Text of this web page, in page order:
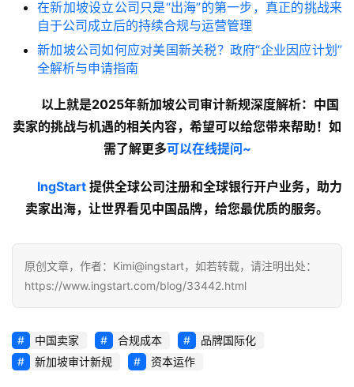
在新加坡设立公司只是“出海”的第一步，真正的挑战来
自于公司成立后的持续合规与运营管理
新加坡公司如何应对美国新关税？政府“企业因应计划”
全解析与申请指南
以上就是2025年新加坡公司审计新规深度解析：中国
卖家的挑战与机遇的相关内容，希望可以给您带来帮助！如
需了解更多可以在线提问~
lngStart 提供全球公司注册和全球银行开户业务，助力
卖家出海，让世界看见中国品牌，给您最优质的服务。
原创文章，作者：Kimi@ingstart，如若转载，请注明出处：
https://www.ingstart.com/blog/33442.html
中国卖家 合规成本
品牌国际化
新加坡审计新规
资本运作